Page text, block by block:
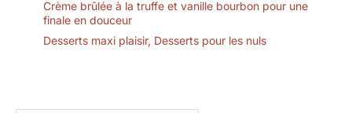
Crème brûlée à la truffe et vanille bourbon pour une
finale en douceur
Desserts maxi plaisir, Desserts pour les nuls